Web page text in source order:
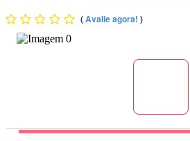
(Avalie agora! )